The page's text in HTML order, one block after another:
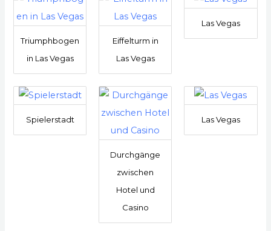
Triumphbogen
in Las Vegas
Eiffelturm in
Las Vegas
Las Vegas
Spielerstadt
Durchgänge
zwischen
Hotel und
Casino
Las Vegas